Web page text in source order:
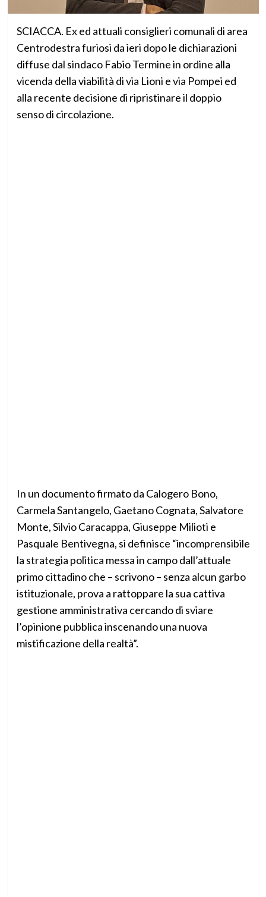
SCIACCA. Ex ed attuali consiglieri comunali di area
Centrodestra furiosi da ieri dopo le dichiarazioni
diffuse dal sindaco Fabio Termine in ordine alla
vicenda della viabilità di via Lioni e via Pompei ed
alla recente decisione di ripristinare il doppio
senso di circolazione.
In un documento firmato da Calogero Bono,
Carmela Santangelo, Gaetano Cognata, Salvatore
Monte, Silvio Caracappa, Giuseppe Milioti e
Pasquale Bentivegna, si definisce “incomprensibile
la strategia politica messa in campo dall’attuale
primo cittadino che – scrivono – senza alcun garbo
istituzionale, prova a rattoppare la sua cattiva
gestione amministrativa cercando di sviare
l’opinione pubblica inscenando una nuova
mistificazione della realtà”.